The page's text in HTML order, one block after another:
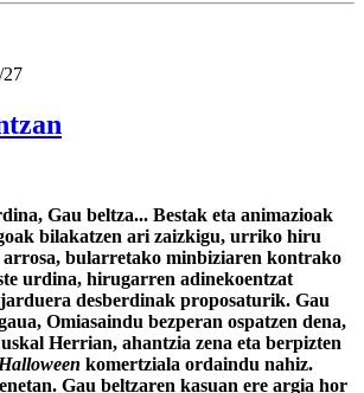
27
Gau beltza... Bestak eta animazioak
bilakatzen ari zaizkigu, urriko hiru
bularretako minbiziaren kontrako
urdina, hirugarren adinekoentzat
desberdinak proposaturik. Gau
Omiasaindu bezperan ospatzen dena,
Herrian, ahantzia zena eta berpizten
Halloween komertziala ordaindu nahiz.
Gau beltzaren kasuan ere argia hor